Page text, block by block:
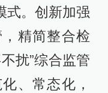
式。创新加强
精简整合检
扰”综合监管
、常态化，